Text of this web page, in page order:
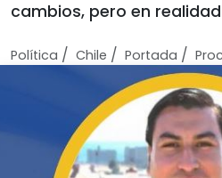
cambios, pero en
Política / Chile / Portada /